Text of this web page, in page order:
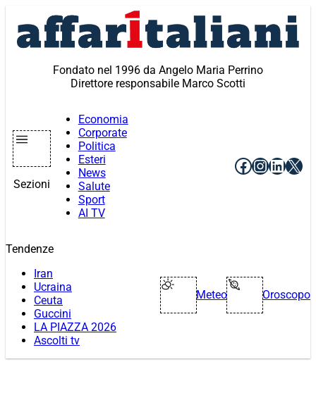
contenuto
Fondato nel 1996 da Angelo Maria Perrino
Direttore responsabile Marco Scotti
Sezioni
Economia
Corporate
Politica
Esteri
News
Salute
Sport
AI TV
Facebook
X
Tendenze
Iran
Ucraina
Ceuta
Guccini
LA PIAZZA 2026
Ascolti tv
Meteo Oroscopo